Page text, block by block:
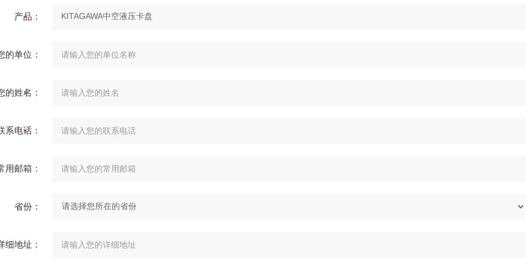
产品：
的单位：
的姓名：
系电话：
用邮箱：
省份：
细地址：